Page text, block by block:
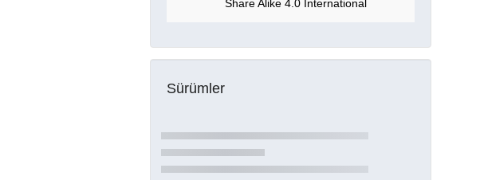
Share Alike 4.0 International
Sürümler